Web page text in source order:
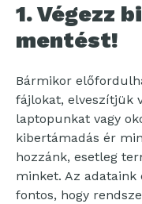
1. Végezz
mentést!
Bármikor
fájlokat, elveszítjük
laptopunkat vagy
kibertámadás ér
hozzánk, esetleg
minket. Az adataink
fontos, hogy